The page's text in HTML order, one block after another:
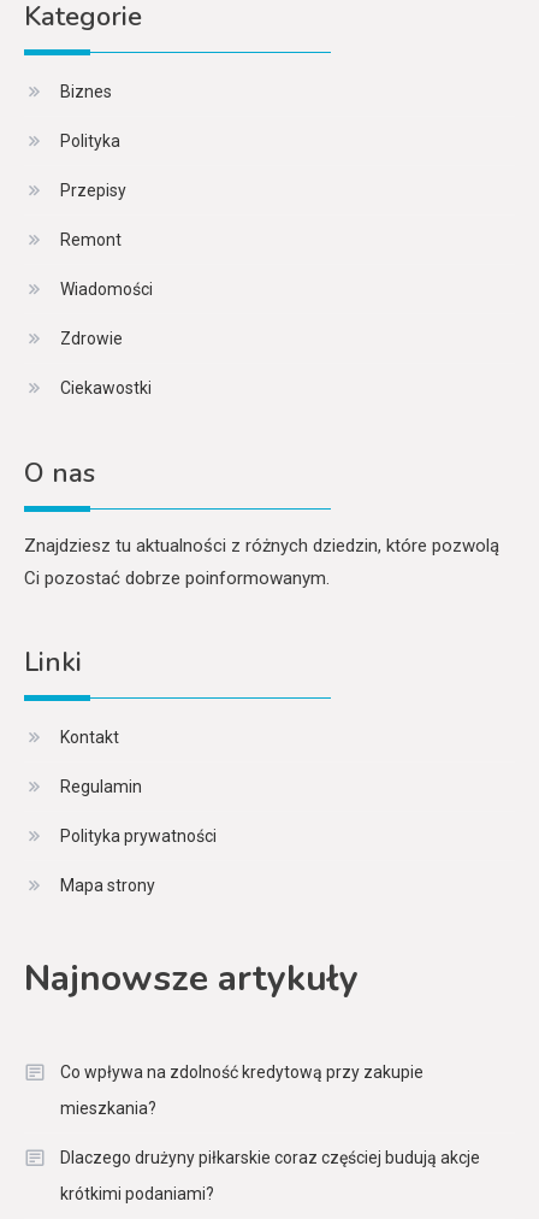
Kategorie
Biznes
Polityka
Przepisy
Remont
Wiadomości
Zdrowie
Ciekawostki
O nas
Znajdziesz tu aktualności z różnych dziedzin, które pozwolą
Ci pozostać dobrze poinformowanym.
Linki
Kontakt
Regulamin
Polityka prywatności
Mapa strony
Najnowsze artykuły
Co wpływa na zdolność kredytową przy zakupie
mieszkania?
Dlaczego drużyny piłkarskie coraz częściej budują akcje
krótkimi podaniami?